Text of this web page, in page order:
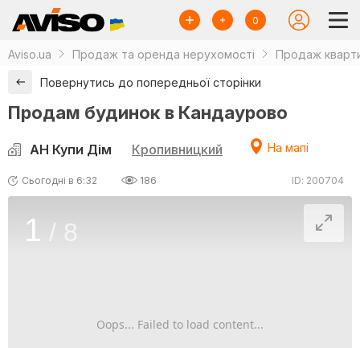
0
Aviso.ua Продаж та оренда нерухомості Продаж
Повернутись до попередньої сторінки
Продам будинок в Кандаурово
АН Купи Дім Кропивницкий На мапі
Сьогодні в 6:32 186 ID: 200704
Oops... Failed to load content...
1 / 8